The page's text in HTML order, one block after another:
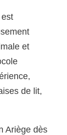
et
de lit,
Ariège dès